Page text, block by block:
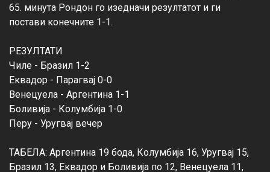
65. минута Рондон го изедначи резултатот и ги
постави конечните 1-1.
РЕЗУЛТАТИ
Чиле - Бразил 1-2
Еквадор - Парагвај 0-0
Венецуела - Аргентина 1-1
Боливија - Колумбија 1-0
Перу - Уругвај вечер
ТАБЕЛА: Аргентина 19 бода, Колумбија 16, Уругвај 15,
Бразил 13, Еквадор и Боливија по 12, Венецуела 11,